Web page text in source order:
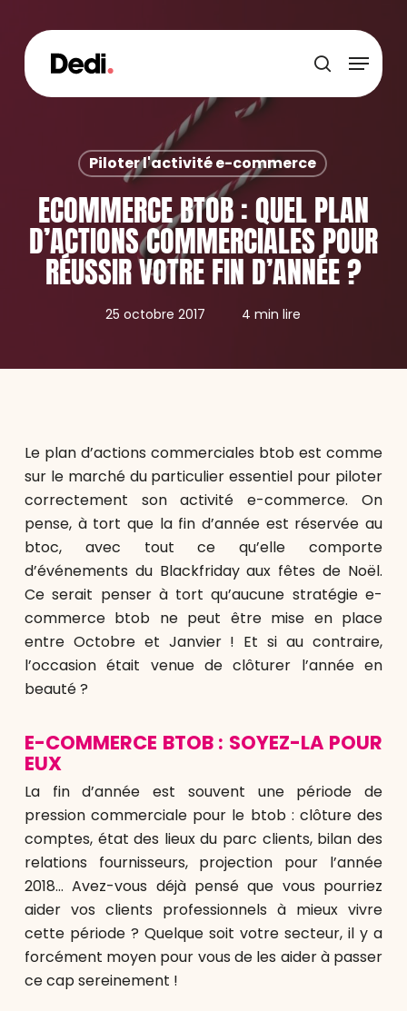
main
content
recherche
Menu
Piloter l'activité e-commerce
ECOMMERCE BTOB : QUEL PLAN
D’ACTIONS COMMERCIALES POUR
RÉUSSIR VOTRE FIN D’ANNÉE ?
25 octobre 2017 4 min lire
Le plan d’actions commerciales btob est comme
sur le marché du particulier essentiel pour piloter
correctement son activité e-commerce. On
pense, à tort que la fin d’année est réservée au
btoc, avec tout ce qu’elle comporte
d’événements du Blackfriday aux fêtes de Noël.
Ce serait penser à tort qu’aucune stratégie e-
commerce btob ne peut être mise en place
entre Octobre et Janvier ! Et si au contraire,
l’occasion était venue de clôturer l’année en
beauté ?
E-COMMERCE BTOB : SOYEZ-LA POUR
EUX
La fin d’année est souvent une période de
pression commerciale pour le btob : clôture des
comptes, état des lieux du parc clients, bilan des
relations fournisseurs, projection pour l’année
2018… Avez-vous déjà pensé que vous pourriez
aider vos clients professionnels à mieux vivre
cette période ? Quelque soit votre secteur, il y a
forcément moyen pour vous de les aider à passer
ce cap sereinement !